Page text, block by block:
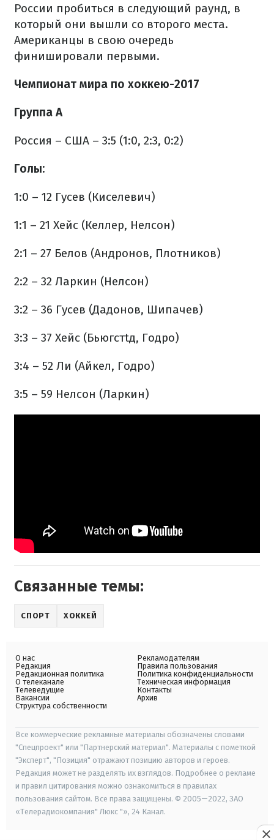
России пробиться в следующий раунд, в
который они вышли со второго места.
Американцы в свою очередь
финишировали первыми.
Чемпионат мира по хоккею-2017
Группа А
Россия – США – 3:5 (1:0, 2:3, 0:2)
Голы:
1:0 – 12 Гусев (Киселевич)
1:1 – 21 Хейс (Келлер, Нелсон)
2:1 – 27 Белов (Андронов, Плотников)
2:2 – 32 Ларкин (Нелсон)
3:2 – 36 Гусев (Дадонов, Шипачев)
3:3 – 37 Хейс (Бьюгстtд, Годро)
3:4 – 52 Ли (Айкел, Годро)
3:5 – 59 Нелсон (Ларкин)
Связанные темы:
СПОРТ ХОККЕЙ
О нас
Редакция
Редакционная политика
О телеканале
Телеведущие
Вакансии
Структура собственности
Рекламодателям
Правила пользования
Политика конфиденциальности
Техническая информация
Контакты
Архив
Все коммерческие рекламные материалы обозначены словами
"Спецпроект" или "Партнерский материал". Материалы с пометкой
"Эксперт", "Позиция" отражают позицию авторов и героев.
Редакция может не разделять их взглядов. Подробнее о рекламе
и правил цитирования можно ознакомиться в правилах
пользования сайтом. Все права защищены. © 2005—2022, ЗАО
«Телерадиокомпания" Люкс "», 24 Канал.